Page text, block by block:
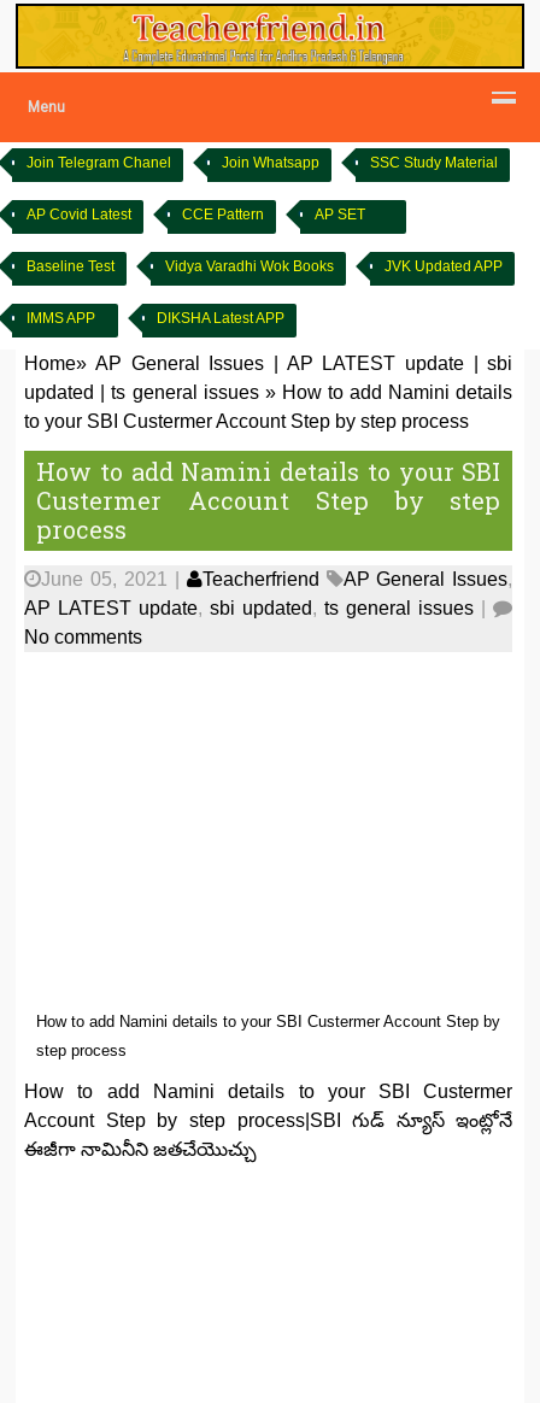
Menu
Join Telegram Chanel Join Whatsapp SSC Study Material
AP Covid Latest CCE Pattern AP SET
Baseline Test Vidya Varadhi Wok Books JVK Updated APP
IMMS APP DIKSHA Latest APP
Home» AP General Issues AP LATEST update |sbi
updated
|ts general issues » How to add Namini details
to your SBI Custermer Account Step by step process
How to add Namini details to your SBI
Custermer Account Step by step
process
June 05, 2021 Teacherfriend AP General Issues,
AP LATEST update,sbi updated,ts general issues |
No comments
How to add Namini details to your SBI Custermer Account Step by
step process
How to add Namini details to your SBI Custermer
Account Step by step process|SBI గుడ్ న్యూస్ ఇంట్లోనే
ఈజీగా నామినీని జతచేయొచ్చు